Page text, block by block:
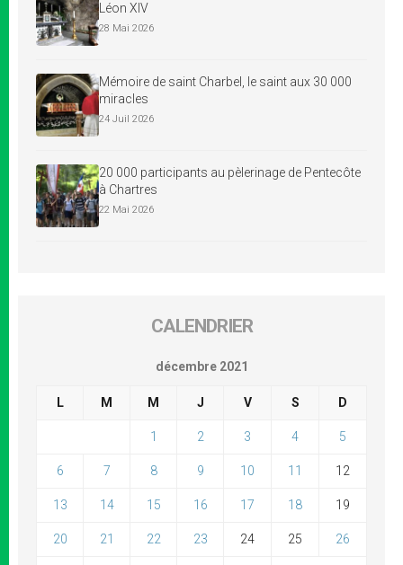
Léon XIV
28 Mai 2026
Mémoire de saint Charbel, le saint aux 30 000
miracles
24 Juil 2026
20 000 participants au pèlerinage de Pentecôte
à Chartres
22 Mai 2026
CALENDRIER
décembre 2021
L M M J V S D
1 2 3 4 5
6 7 8 9 10 11 12
13 14 15 16 17 18 19
20 21 22 23 24 25 26